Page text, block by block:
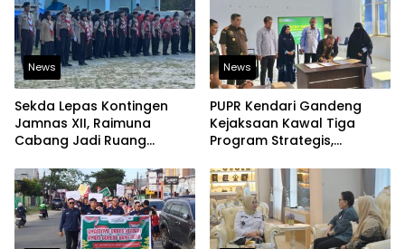
News
Sekda Lepas Kontingen
Jamnas XII, Raimuna
Cabang Jadi Ruang
dan Berjiwa Pemimpin
News
PUPR Kendari Gandeng
Kejaksaan Kawal Tiga
Program Strategis,
Bangun Infrastruktur
Berintegritas